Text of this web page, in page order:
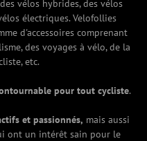
vélos hybrides, des vélos
électriques. Velofollies
d'accessoires comprenant
des voyages à vélo, de la
etc.
pour tout cycliste.
et passionnés, mais aussi
ont un intérêt sain pour le